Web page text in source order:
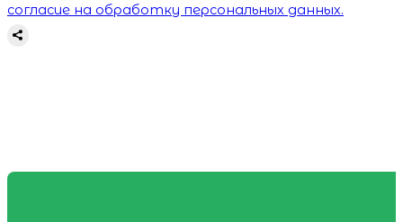
согласие на обработку персональных данных.